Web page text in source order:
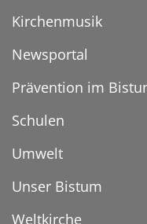
Kirchenmusik
Newsportal
Prävention im
Schulen
Umwelt
Unser Bistum
Weltkirche